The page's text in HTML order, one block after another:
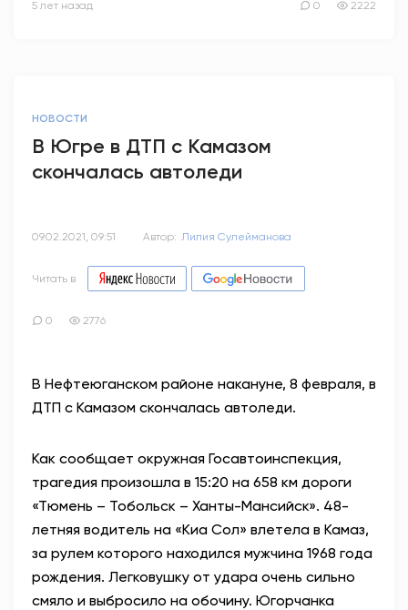
5 лет назад 0 2222
НОВОСТИ
В Югре в ДТП с Камазом
скончалась автоледи
09.02.2021, 09:51 Автор: Лилия Сулейманова
Читать в
0 2776
В Нефтеюганском районе накануне, 8 февраля, в
ДТП с Камазом скончалась автоледи.
Как сообщает окружная Госавтоинспекция,
трагедия произошла в 15:20 на 658 км дороги
«Тюмень – Тобольск – Ханты-Мансийск». 48-
летняя водитель на «Киа Сол» влетела в Камаз,
за рулем которого находился мужчина 1968 года
рождения. Легковушку от удара очень сильно
смяло и выбросило на обочину. Югорчанка